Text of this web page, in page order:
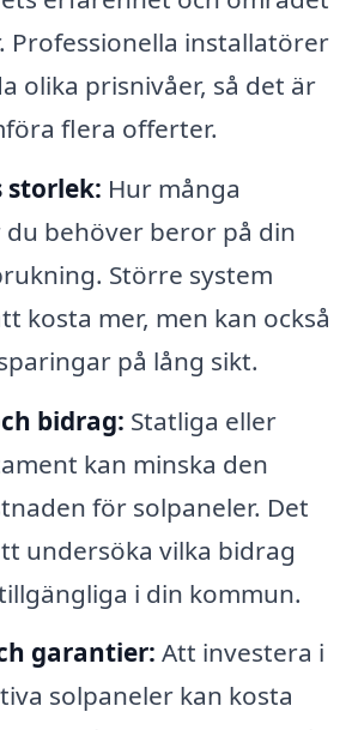
Professionella installatörer
olika prisnivåer, så det är
flera offerter.
storlek: Hur många
du behöver beror på din
Större system
kosta mer, men kan också
på lång sikt.
bidrag: Statliga eller
kan minska den
för solpaneler. Det
undersöka vilka bidrag
i din kommun.
garantier: Att investera i
solpaneler kan kosta